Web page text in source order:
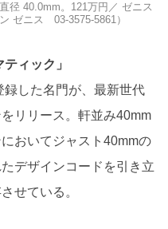
径 40.0mm。121万円／ ゼニス
ゼニス 03-3575-5861）
ィック」
した名門が、最新世代
リリース。軒並み40mm
おいてジャスト40mmの
デザインコードを引き立
せている。